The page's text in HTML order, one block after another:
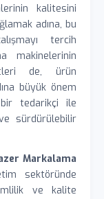
kalitesini
adına, bu
tercih
makinelerinin
de, ürün
büyük önem
bir tedarikçi ile
sürdürülebilir
Markalama
sektöründe
ve kalite